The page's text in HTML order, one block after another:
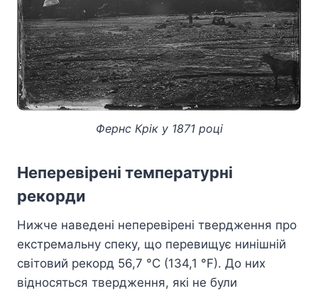
Фернс Крік у 1871 році
Неперевірені температурні
рекорди
Нижче наведені неперевірені твердження про
екстремальну спеку, що перевищує нинішній
світовий рекорд 56,7 °C (134,1 °F). До них
відносяться твердження, які не були